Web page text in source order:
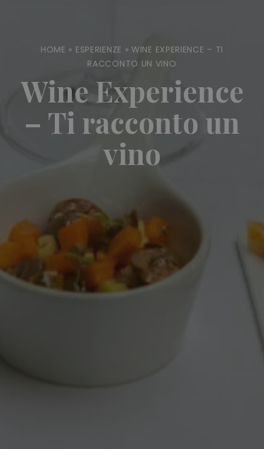
HOME » ESPERIENZE »WINE EXPERIENCE – TI
RACCONTO UN VINO
Wine Experience
– Ti racconto un
vino